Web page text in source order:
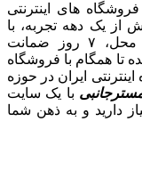
های اینترنتی
از یک دهه تجربه، با
پایبندی به سه اصل کلیدی، پرداخت در محل، ۷ روز ضمانت
تا همگام با فروشگاه‌
ایران در حوزه
با یک سایت
دارید و به ذهن شما